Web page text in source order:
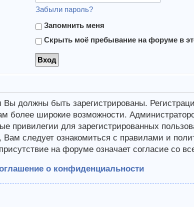
Забыли пароль?
Запомнить меня
Скрыть моё пребывание на форуме в
должны быть зарегистрированы.
более широкие возможности.
привилегии для зарегистрированных
Вам следует ознакомиться с правилами и
на форуме означает согласие со
о конфиденциальности